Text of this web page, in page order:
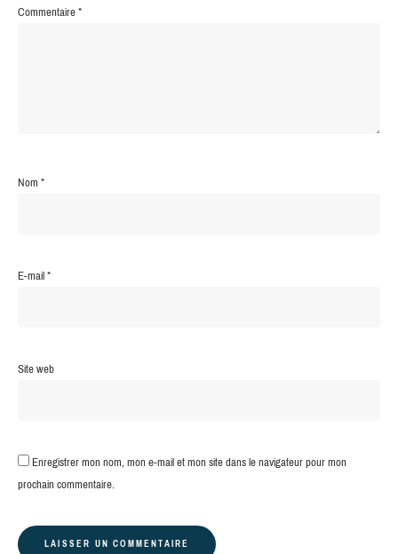
Commentaire*
Nom*
E-mail*
Site web
Enregistrer mon nom, mon e-mail et mon site dans le navigateur pour mon
prochain commentaire.